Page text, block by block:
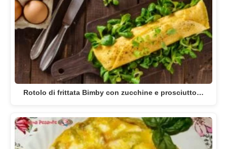
Rotolo di frittata Bimby con zucchine e prosciutto…